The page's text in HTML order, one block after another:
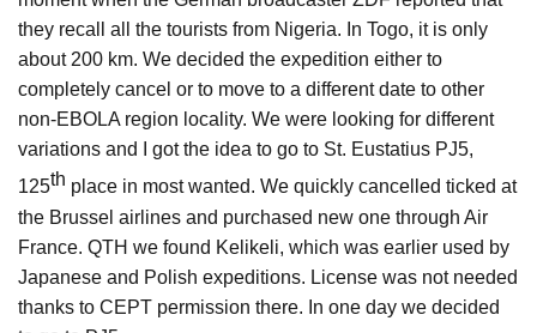
they recall all the tourists from Nigeria. In Togo, it is only
about 200 km. We decided the expedition either to
completely cancel or to move to a different date to other
non-EBOLA region locality. We were looking for different
variations and I got the idea to go to St. Eustatius PJ5,
125th place in most wanted. We quickly cancelled ticked at
the Brussel airlines and purchased new one through Air
France. QTH we found Kelikeli, which was earlier used by
Japanese and Polish expeditions. License was not needed
thanks to CEPT permission there. In one day we decided